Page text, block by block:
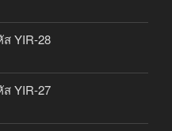
YIR-28
YIR-27